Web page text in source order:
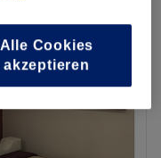
Alle Cookies
akzeptieren